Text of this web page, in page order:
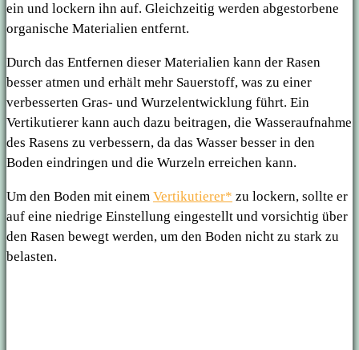
ein und lockern ihn auf. Gleichzeitig werden abgestorbene
organische Materialien entfernt.
Durch das Entfernen dieser Materialien kann der Rasen
besser atmen und erhält mehr Sauerstoff, was zu einer
verbesserten Gras- und Wurzelentwicklung führt. Ein
Vertikutierer kann auch dazu beitragen, die Wasseraufnahme
des Rasens zu verbessern, da das Wasser besser in den
Boden eindringen und die Wurzeln erreichen kann.
Um den Boden mit einem Vertikutierer* zu lockern, sollte er
auf eine niedrige Einstellung eingestellt und vorsichtig über
den Rasen bewegt werden, um den Boden nicht zu stark zu
belasten.